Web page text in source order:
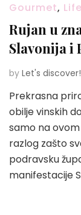
Gourmet,
Rujan u
Slavonija i
by Let's discover!
Prekrasna
obilje vinskih
samo na
razlog zašto
podravsku
manifestacije